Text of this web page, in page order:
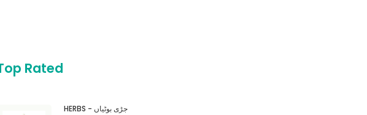
Rated
HERBS - جڑی بوٹیاں